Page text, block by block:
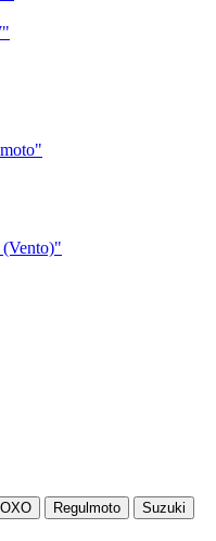
OXO Regulmoto
Suzuki